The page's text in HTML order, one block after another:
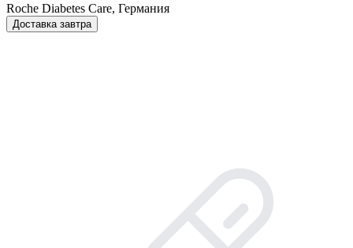
Roche Diabetes Care, Германия
Доставка завтра